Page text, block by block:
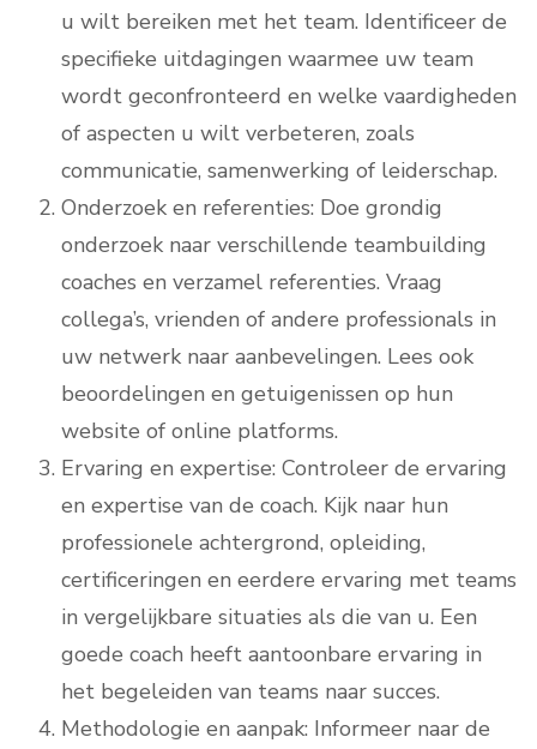
u wilt bereiken met het team. Identificeer de
specifieke uitdagingen waarmee uw team
wordt geconfronteerd en welke vaardigheden
of aspecten u wilt verbeteren, zoals
communicatie, samenwerking of leiderschap.
Onderzoek en referenties: Doe grondig
onderzoek naar verschillende teambuilding
coaches en verzamel referenties. Vraag
collega’s, vrienden of andere professionals in
uw netwerk naar aanbevelingen. Lees ook
beoordelingen en getuigenissen op hun
website of online platforms.
Ervaring en expertise: Controleer de ervaring
en expertise van de coach. Kijk naar hun
professionele achtergrond, opleiding,
certificeringen en eerdere ervaring met teams
in vergelijkbare situaties als die van u. Een
goede coach heeft aantoonbare ervaring in
het begeleiden van teams naar succes.
Methodologie en aanpak: Informeer naar de